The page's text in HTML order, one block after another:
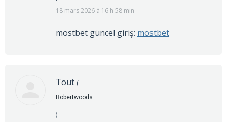
18 mars 2026 à 16 h 58 min
mostbet güncel giriş: mostbet
Tout (
Robertwoods
)